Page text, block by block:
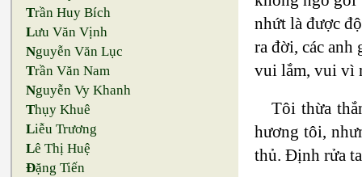
Trần Huy Bích
Lưu Văn Vịnh
Nguyễn Văn Lục
Trần Văn Nam
Nguyễn Vy Khanh
Thụy Khuê
Liễu Trương
Lê Thị Huệ
Đặng Tiến
nhứt là được
ra đời, các
vui lắm, vui vì
Tôi thừa
hương tôi,
thủ. Định rửa